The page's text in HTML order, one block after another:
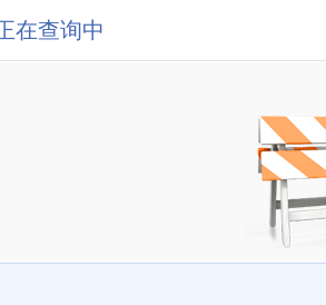
在查询中